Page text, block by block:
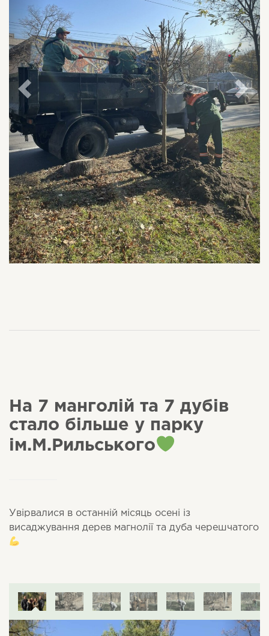
На 7 манголій та 7 дубів
стало більше у парку
ім.М.Рильського
Увірвалися в останній місяць осені із
висаджування дерев магнолії та дуба черешчатого